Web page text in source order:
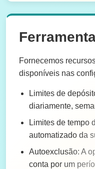
Fornecemos
disponíveis nas
Limites de
diariamente,
Limites de tempo
automatizado da
Autoexclusão: A
conta por um